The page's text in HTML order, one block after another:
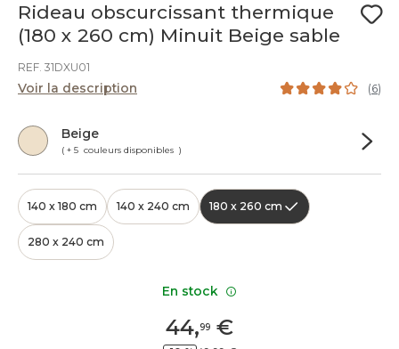
Rideau obscurcissant thermique
(180 x 260 cm) Minuit Beige sable
REF. 31DXU01
Voir la description (6)
Beige
( + 5 couleurs disponibles )
140 x 180 cm 140 x 240 cm 180 x 260 cm
280 x 240 cm
44,99 €